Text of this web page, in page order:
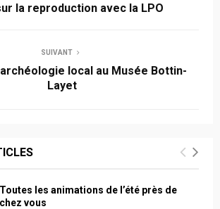
la reproduction avec la LPO
SUIVANT
local au Musée Bottin-
Layet
Toutes les animations de l’été près de
chez vous